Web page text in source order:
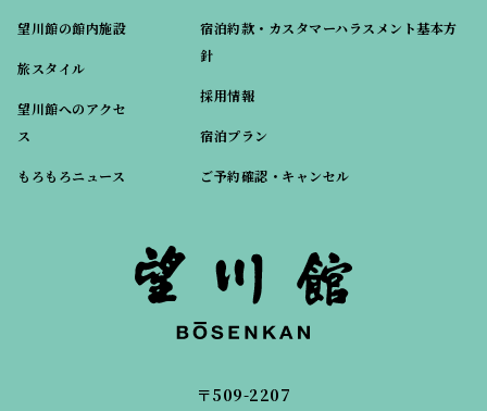
望川館の館内施設
旅スタイル
望川館へのアクセ
ス
もろもろニュース
宿泊約款・カスタマーハラスメント基本方
針
採用情報
宿泊プラン
ご予約確認・キャンセル
〒509-2207